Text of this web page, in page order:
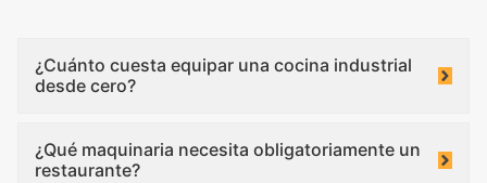
¿Cuánto cuesta equipar una cocina industrial
desde cero?
¿Qué maquinaria necesita obligatoriamente un
restaurante?